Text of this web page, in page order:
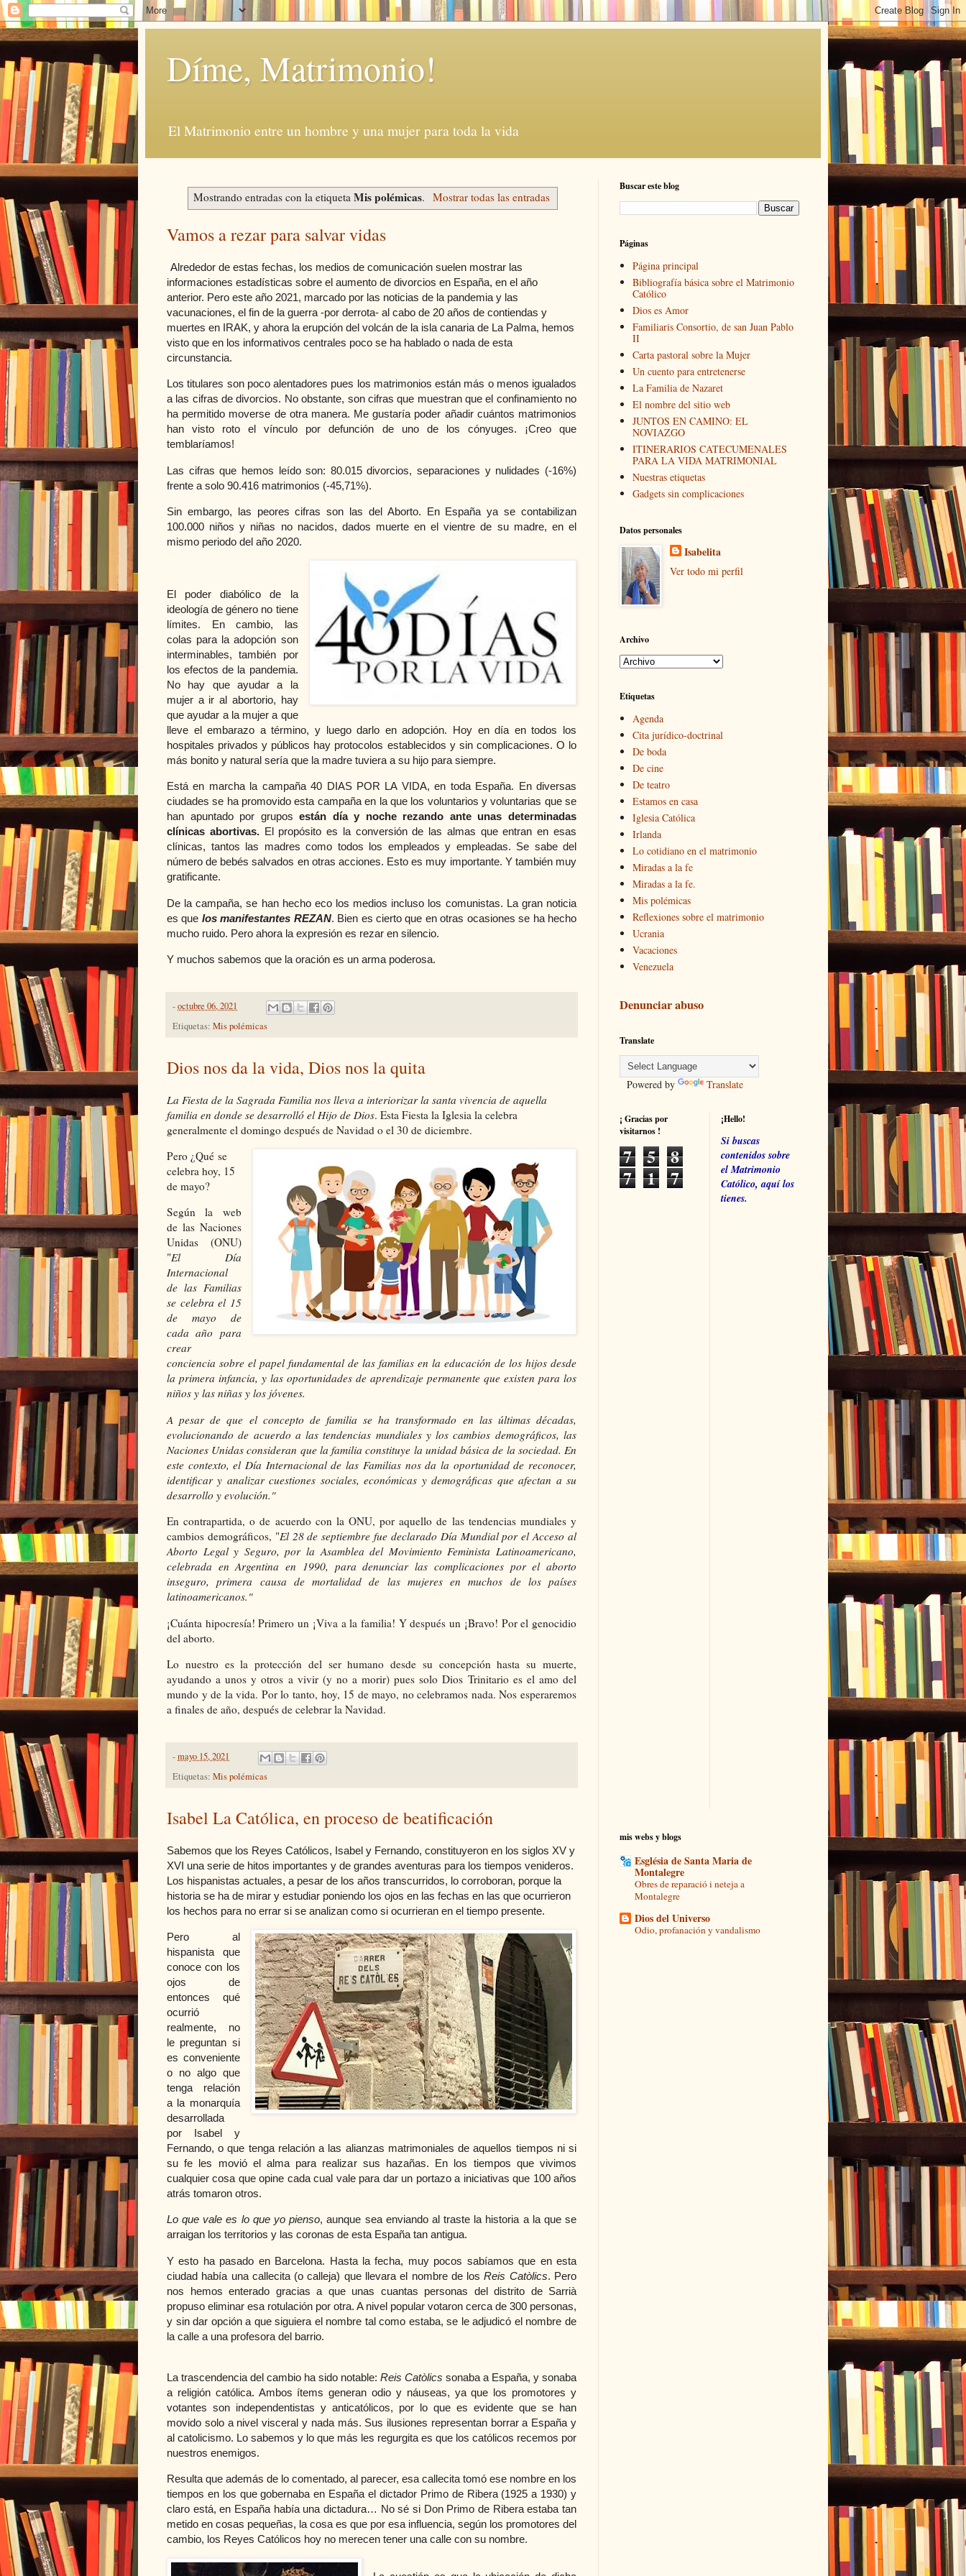
Díme, Matrimonio!
El Matrimonio entre un hombre y una mujer para toda la vida
Mostrando entradas con la etiquetaMis polémicas. Mostrar todas las entradas
Vamos a rezar para salvar vidas
Alrededor de estas fechas, los medios de comunicación suelen mostrar las
informaciones estadísticas sobre el aumento de divorcios en España, en el año
anterior. Pero este año 2021, marcado por las noticias de la pandemia y las
vacunaciones, el fin de la guerra -por derrota- al cabo de 20 años de contiendas y
muertes en IRAK, y ahora la erupción del volcán de la isla canaria de La Palma, hemos
visto que en los informativos centrales poco se ha hablado o nada de esta
circunstancia.
Los titulares son poco alentadores pues los matrimonios están más o menos igualados
a las cifras de divorcios. No obstante, son cifras que muestran que el confinamiento no
ha permitido moverse de otra manera. Me gustaría poder añadir cuántos matrimonios
han visto roto el vínculo por defunción de uno de los cónyuges. ¡Creo que
temblaríamos!
Las cifras que hemos leído son: 80.015 divorcios, separaciones y nulidades (-16%)
frente a solo 90.416 matrimonios (-45,71%).
Sin embargo, las peores cifras son las del Aborto. En España ya se contabilizan
100.000 niños y niñas no nacidos, dados muerte en el vientre de su madre, en el
mismo periodo del año 2020.
El poder diabólico de la
ideología de género no tiene
límites. En cambio, las
colas para la adopción son
interminables, también por
los efectos de la pandemia.
No hay que ayudar a la
mujer a ir al abortorio, hay
que ayudar a la mujer a que
lleve el embarazo a término, y luego darlo en adopción. Hoy en día en todos los
hospitales privados y públicos hay protocolos establecidos y sin complicaciones. O lo
más bonito y natural sería que la madre tuviera a su hijo para siempre.
Está en marcha la campaña 40 DIAS POR LA VIDA, en toda España. En diversas
ciudades se ha promovido esta campaña en la que los voluntarios y voluntarias que se
han apuntado por gruposestán día y noche rezando ante unas determinadas
clínicas abortivas. El propósito es la conversión de las almas que entran en esas
clínicas, tantos las madres como todos los empleados y empleadas. Se sabe del
número de bebés salvados en otras acciones. Esto es muy importante. Y también muy
gratificante.
De la campaña, se han hecho eco los medios incluso los comunistas. La gran noticia
es que los manifestantes REZAN. Bien es cierto que en otras ocasiones se ha hecho
mucho ruido. Pero ahora la expresión es rezar en silencio.
Y muchos sabemos que la oración es un arma poderosa.
-octubre 06, 2021
Etiquetas: Mis polémicas
Dios nos da la vida, Dios nos la quita
La Fiesta de la Sagrada Familia nos lleva a interiorizar la santa vivencia de aquella
familia en donde se desarrolló el Hijo de Dios. Esta Fiesta la Iglesia la celebra
generalmente el domingo después de Navidad o el 30 de diciembre.
Pero ¿Qué se
celebra hoy, 15
de mayo?
Según la web
de las Naciones
Unidas (ONU)
"El Día
Internacional
de las Familias
se celebra el 15
de mayo de
cada año para
crear
conciencia sobre el papel fundamental de las familias en la educación de los hijos desde
la primera infancia, y las oportunidades de aprendizaje permanente que existen para los
niños y las niñas y los jóvenes.
A pesar de que el concepto de familia se ha transformado en las últimas décadas,
evolucionando de acuerdo a las tendencias mundiales y los cambios demográficos, las
Naciones Unidas consideran que la familia constituye la unidad básica de la sociedad. En
este contexto, el Día Internacional de las Familias nos da la oportunidad de reconocer,
identificar y analizar cuestiones sociales, económicas y demográficas que afectan a su
desarrollo y evolución."
En contrapartida, o de acuerdo con la ONU, por aquello de las tendencias mundiales y
cambios demográficos, "El 28 de septiembre fue declarado Día Mundial por el Acceso al
Aborto Legal y Seguro, por la Asamblea del Movimiento Feminista Latinoamericano,
celebrada en Argentina en 1990, para denunciar las complicaciones por el aborto
inseguro, primera causa de mortalidad de las mujeres en muchos de los países
latinoamericanos."
¡Cuánta hipocresía! Primero un ¡Viva a la familia! Y después un ¡Bravo! Por el genocidio
del aborto.
Lo nuestro es la protección del ser humano desde su concepción hasta su muerte,
ayudando a unos y otros a vivir (y no a morir) pues solo Dios Trinitario es el amo del
mundo y de la vida. Por lo tanto, hoy, 15 de mayo, no celebramos nada. Nos esperaremos
a finales de año, después de celebrar la Navidad.
-mayo 15, 2021
Etiquetas: Mis polémicas
Isabel La Católica, en proceso de beatificación
Sabemos que los Reyes Católicos, Isabel y Fernando, constituyeron en los siglos XV y
XVI una serie de hitos importantes y de grandes aventuras para los tiempos venideros.
Los hispanistas actuales, a pesar de los años transcurridos, lo corroboran, porque la
historia se ha de mirar y estudiar poniendo los ojos en las fechas en las que ocurrieron
los hechos para no errar si se analizan como si ocurrieran en el tiempo presente.
Pero al
hispanista que
conoce con los
ojos de
entonces qué
ocurrió
realmente, no
le preguntan si
es conveniente
o no algo que
tenga relación
a la monarquía
desarrollada
por Isabel y
Fernando, o que tenga relación a las alianzas matrimoniales de aquellos tiempos ni si
su fe les movió el alma para realizar sus hazañas. En los tiempos que vivimos
cualquier cosa que opine cada cual vale para dar un portazo a iniciativas que 100 años
atrás tomaron otros.
Lo que vale es lo que yo pienso, aunque sea enviando al traste la historia a la que se
arraigan los territorios y las coronas de esta España tan antigua.
Y esto ha pasado en Barcelona. Hasta la fecha, muy pocos sabíamos que en esta
ciudad había una callecita (o calleja) que llevara el nombre de losReis Catòlics. Pero
nos hemos enterado gracias a que unas cuantas personas del distrito de Sarrià
propuso eliminar esa rotulación por otra. A nivel popular votaron cerca de 300 personas,
y sin dar opción a que siguiera el nombre tal como estaba, se le adjudicó el nombre de
la calle a una profesora del barrio.
La trascendencia del cambio ha sido notable: Reis Catòlics sonaba a España, y sonaba
a religión católica. Ambos ítems generan odio y náuseas, ya que los promotores y
votantes son independentistas y anticatólicos, por lo que es evidente que se han
movido solo a nivel visceral y nada más. Sus ilusiones representan borrar a España y
al catolicismo. Lo sabemos y lo que más les regurgita es que los católicos recemos por
nuestros enemigos.
Resulta que además de lo comentado, al parecer, esa callecita tomó ese nombre en los
tiempos en los que gobernaba en España el dictador Primo de Ribera (1925 a 1930) y
claro está, en España había una dictadura… No sé si Don Primo de Ribera estaba tan
metido en cosas pequeñas, la cosa es que por esa influencia, según los promotores del
cambio, los Reyes Católicos hoy no merecen tener una calle con su nombre.
Buscar este blog
Páginas
Página principal
Bibliografía básica sobre el Matrimonio
Católico
Dios es Amor
Familiaris Consortio, de san Juan Pablo
II
Carta pastoral sobre la Mujer
Un cuento para entretenerse
La Familia de Nazaret
El nombre del sitio web
JUNTOS EN CAMINO: EL
NOVIAZGO
ITINERARIOS CATECUMENALES
PARA LA VIDA MATRIMONIAL
Nuestras etiquetas
Gadgets sin complicaciones
Datos personales
Isabelita
Ver todo mi perfil
Archivo
Etiquetas
Agenda
Cita jurídico-doctrinal
De boda
De cine
De teatro
Estamos en casa
Iglesia Católica
Irlanda
Lo cotidiano en el matrimonio
Miradas a la fe
Miradas a la fe.
Mis polémicas
Reflexiones sobre el matrimonio
Ucrania
Vacaciones
Venezuela
Denunciar abuso
Translate
Powered by Translate
¡ Gracias por
visitarnos !
7 5 8
7 1 7
¡Hello!
Si buscas
contenidos sobre
el Matrimonio
Católico, aquí los
tienes.
mis webs y blogs
Església de Santa Maria de
Montalegre
Obres de reparació i neteja a
Montalegre
Dios del Universo
Odio, profanación y vandalismo